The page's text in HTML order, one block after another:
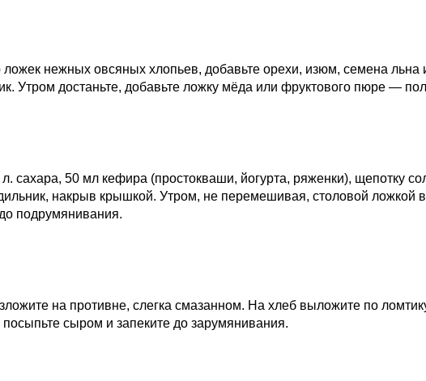
нежных овсяных хлопьев, добавьте орехи, изюм, семена льна
Утром достаньте, добавьте ложку мёда или фруктового пюре —
сахара, 50 мл кефира (простокваши, йогурта, ряженки), щепотку
накрыв крышкой. Утром, не перемешивая, столовой ложкой
подрумянивания.
на противне, слегка смазанном. На хлеб выложите по
сыром и запеките до зарумянивания.